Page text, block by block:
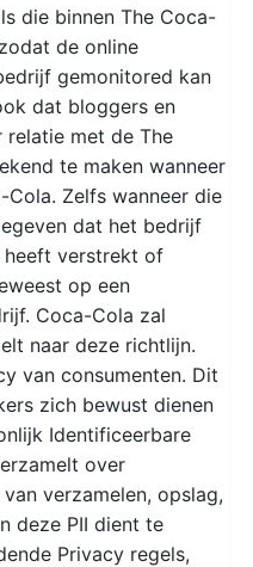
die binnen The Coca-
de online
gemonitored kan
dat bloggers en
relatie met de The
te maken wanneer
Zelfs wanneer die
dat het bedrijf
verstrekt of
op een
Coca-Cola zal
naar deze richtlijn.
van consumenten. Dit
zich bewust dienen
Identificeerbare
over
verzamelen, opslag,
deze PII dient te
Privacy regels,